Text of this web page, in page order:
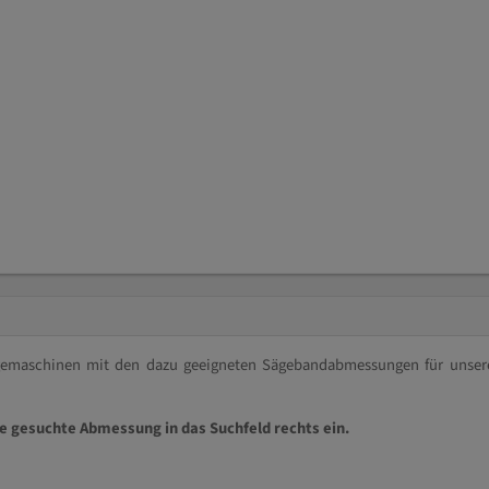
mit den dazu geeigneten Sägebandabmessungen für
Abmessung in das Suchfeld rechts ein.